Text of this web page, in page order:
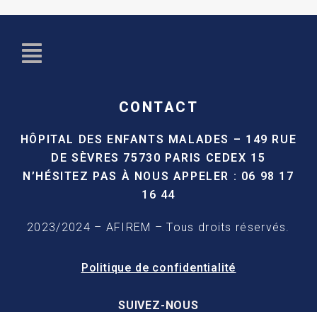
CONTACT
HÔPITAL DES ENFANTS MALADES – 149 RUE
DE SÈVRES 75730 PARIS CEDEX 15
N’HÉSITEZ PAS À NOUS APPELER : 06 98 17
16 44
2023/2024 – AFIREM – Tous droits réservés.
Politique de confidentialité
SUIVEZ-NOUS